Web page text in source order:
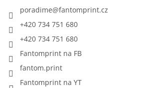
poradime@fantomprint.cz
+420 734 751 680
+420 734 751 680
Fantomprint na FB
fantom.print
Fantomprint na YT